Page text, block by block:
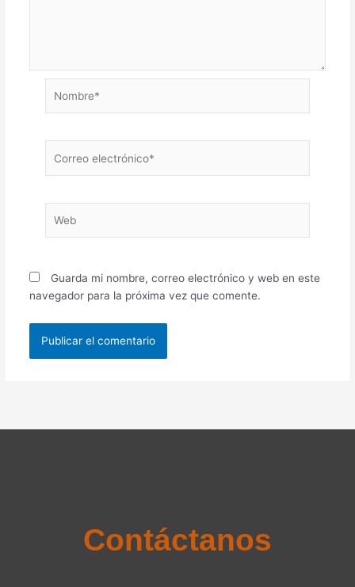
electrónico*
Guarda mi nombre, correo electrónico y web en este
navegador para la próxima vez que comente.
Contáctanos